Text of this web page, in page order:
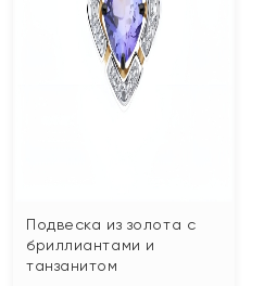
Подвеска из золота с
бриллиантами и
танзанитом